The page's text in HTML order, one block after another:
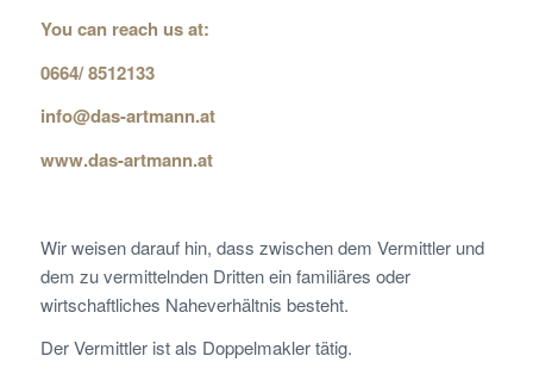
You can reach us at:
0664/ 8512133
info@das-artmann.at
www.das-artmann.at
Wir weisen darauf hin, dass zwischen dem Vermittler und
dem zu vermittelnden Dritten ein familiäres oder
wirtschaftliches Naheverhältnis besteht.
Der Vermittler ist als Doppelmakler tätig.